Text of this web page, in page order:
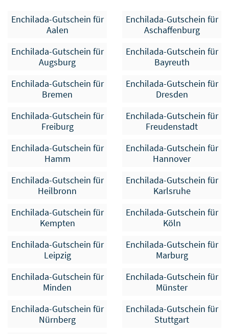
Enchilada-Gutschein für
Aalen
Enchilada-Gutschein für
Aschaffenburg
Enchilada-Gutschein für
Augsburg
Enchilada-Gutschein für
Bayreuth
Enchilada-Gutschein für
Bremen
Enchilada-Gutschein für
Dresden
Enchilada-Gutschein für
Freiburg
Enchilada-Gutschein für
Freudenstadt
Enchilada-Gutschein für
Hamm
Enchilada-Gutschein für
Hannover
Enchilada-Gutschein für
Heilbronn
Enchilada-Gutschein für
Karlsruhe
Enchilada-Gutschein für
Kempten
Enchilada-Gutschein für
Köln
Enchilada-Gutschein für
Leipzig
Enchilada-Gutschein für
Marburg
Enchilada-Gutschein für
Minden
Enchilada-Gutschein für
Münster
Enchilada-Gutschein für
Nürnberg
Enchilada-Gutschein für
Stuttgart